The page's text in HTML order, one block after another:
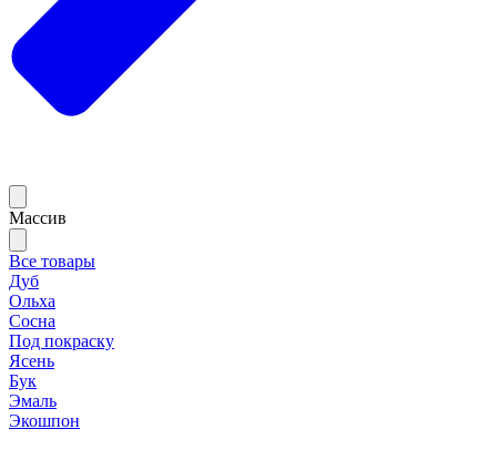
Массив
Все товары
Дуб
Ольха
Сосна
Под покраску
Ясень
Бук
Эмаль
Экошпон